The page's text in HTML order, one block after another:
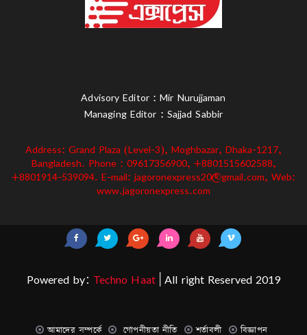
Advisory Editor : Mir Nurujjaman
Managing Editor : Sajjad Sabbir
Address: Grand Plaza (Level-3), Moghbazar, Dhaka-1217,
Bangladesh. Phone : 09617356900, +8801515602588,
+8801914-539094. E-mail: jagoronexpress20@gmail.com, Web:
www.jagoronexpress.com
Powered by: Techno Haat| All right Reserved 2019
আমাদের সম্পর্কে গোপনীয়তা নীতি শর্তাবলী বিজ্ঞাপন